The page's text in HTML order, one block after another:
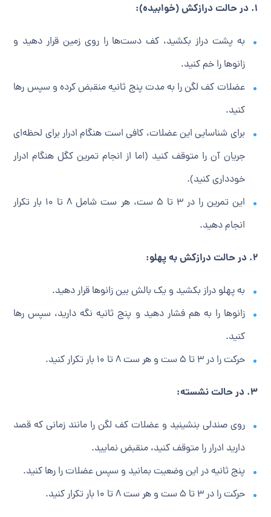
۱. در حالت درازکش (خوابیده):
به پشت دراز بکشید، کف دست‌ها را روی زمین قرار دهید و
زانوها را خم کنید.
عضلات کف لگن را به مدت پنج ثانیه منقبض کرده و سپس رها
کنید.
برای شناسایی این عضلات، کافی است هنگام ادرار برای لحظه‌ای
جریان آن را متوقف کنید (اما از انجام تمرین کگل هنگام ادرار
خودداری کنید).
این تمرین را در ۳ تا ۵ ست، هر ست شامل ۸ تا ۱۰ بار تکرار
انجام دهید.
۲. در حالت درازکش به پهلو:
به پهلو دراز بکشید و یک بالش بین زانوها قرار دهید.
زانوها را به هم فشار دهید و پنج ثانیه نگه دارید، سپس رها
کنید.
حرکت را در ۳ تا ۵ ست و هر ست ۸ تا ۱۰ بار تکرار کنید.
۳. در حالت نشسته:
روی صندلی بنشینید و عضلات کف لگن را مانند زمانی که قصد
دارید ادرار را متوقف کنید، منقبض نمایید.
پنج ثانیه در این وضعیت بمانید و سپس عضلات را رها کنید.
حرکت را در ۳ تا ۵ ست و هر ست ۸ تا ۱۰ بار تکرار کنید.